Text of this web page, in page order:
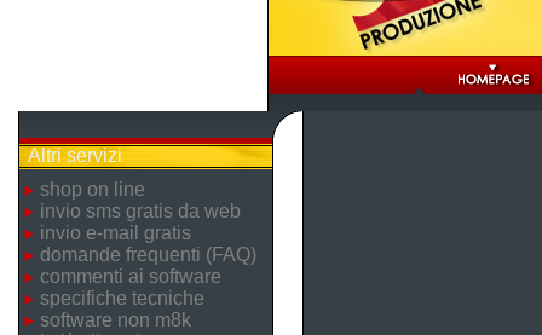
Altri servizi
shop on line
invio sms gratis da web
invio e-mail gratis
domande frequenti (FAQ)
commenti ai software
specifiche tecniche
software non m8k